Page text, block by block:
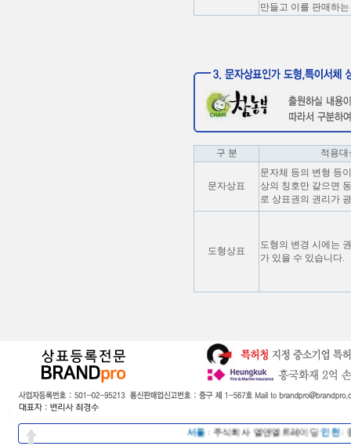
만들고 이를 판매하
구 분 적용대
문자상표
문자체 등의 변형 등
상의 칭호만 같으면
로 상표권의 권리가
도형상표
도형의 변경 시에는
가 있을 수 있습니다.
서울:주식회사 엘앤엘트레이딩 인천:종